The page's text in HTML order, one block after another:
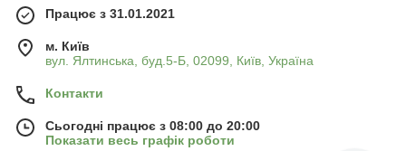
Працює з 31.01.2021
м. Київ
вул. Ялтинська, буд.5-Б, 02099, Київ, Україна
Контакти
Сьогодні працює з 08:00 до 20:00
Показати весь графік роботи